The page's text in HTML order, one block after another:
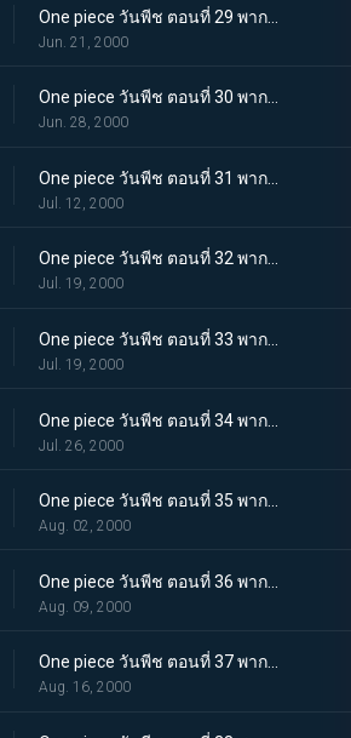
Jun. 21, 2000
Jun. 28, 2000
Jul. 12, 2000
One piece วันพีช ตอนที่ 32 พากย์ไทย นางมารร้ายแห่งหมู่บ้านโคโคยาชิ เสนาธิการสาวของอารอง
Jul. 19, 2000
Jul. 19, 2000
Jul. 26, 2000
Aug. 02, 2000
Aug. 09, 2000
One piece วันพีช ตอนที่ 37 พากย์ไทย ลูฟี่พร้อมลุย จุดจบของสัญญาที่ถูกบิดพลิ้ว!
Aug. 16, 2000